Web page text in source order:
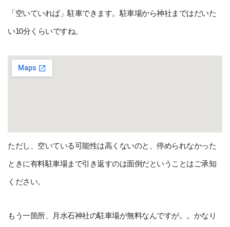
「空いていれば」駐車できます。駐車場から神社まではだいた
い10分くらいですね。
ただし、空いている可能性は高くないのと、停められなかった
ときに有料駐車場まで引き返すのは面倒だということはご承知
ください。
もう一箇所、月水石神社の駐車場が無料なんですが。。かなり